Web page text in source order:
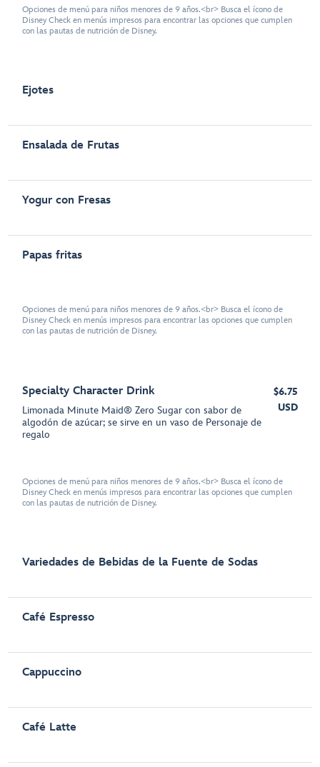
Opciones de menú para niños menores de 9 años.<br> Busca el ícono de
Disney Check en menús impresos para encontrar las opciones que cumplen
con las pautas de nutrición de Disney.
Ejotes
Ensalada de Frutas
Yogur con Fresas
Papas fritas
Opciones de menú para niños menores de 9 años.<br> Busca el ícono de
Disney Check en menús impresos para encontrar las opciones que cumplen
con las pautas de nutrición de Disney.
Specialty Character Drink
Limonada Minute Maid® Zero Sugar con sabor de
algodón de azúcar; se sirve en un vaso de Personaje de
regalo
$6.75
USD
Opciones de menú para niños menores de 9 años.<br> Busca el ícono de
Disney Check en menús impresos para encontrar las opciones que cumplen
con las pautas de nutrición de Disney.
Variedades de Bebidas de la Fuente de Sodas
Café Espresso
Cappuccino
Café Latte